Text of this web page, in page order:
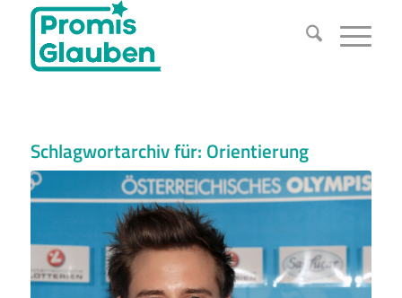
Schlagwortarchiv für: Orientierung